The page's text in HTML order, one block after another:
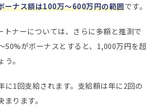
ーナス額は100万～600万円の範囲です。
トナーについては、さらに多額と推測で
50%がボーナスとすると、1,000万円を超
。
に1回支給されます。支給額は年に2回の
ります。